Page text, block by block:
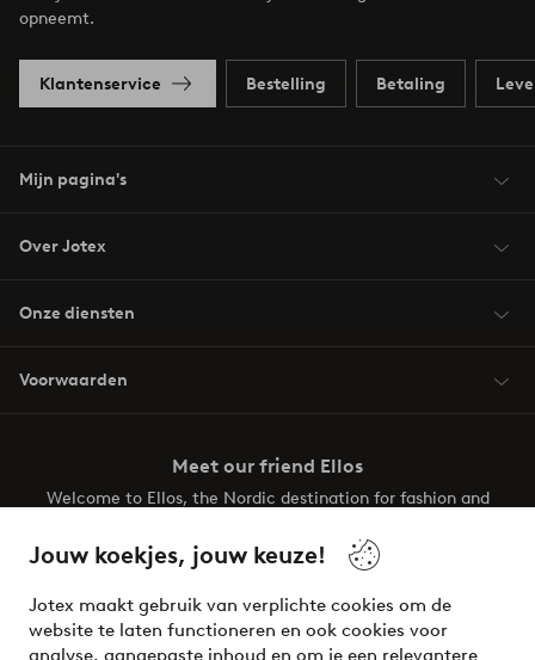
Jouw koekjes, jouw keuze!
Jotex maakt gebruik van verplichte cookies om de
website te laten functioneren en ook cookies voor
analyse, aangepaste inhoud en om je een relevantere
opneemt.
Klantenservice Bestelling Betaling
Mijn pagina's
Over Jotex
Onze diensten
Voorwaarden
Meet our friend Ellos
Welcome to Ellos, the Nordic destination for fashion and
your wardrobe. Your next inspiring look is here!